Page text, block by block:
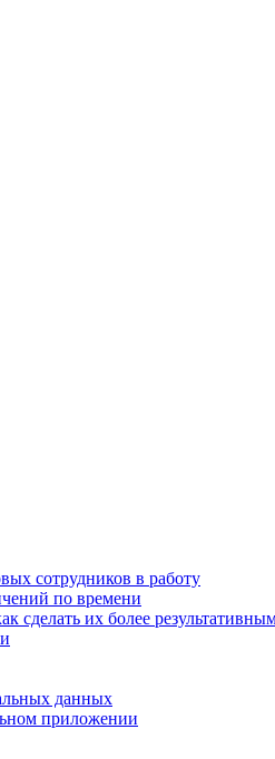
сотрудников в работу
по времени
сделать их более
данных
приложении